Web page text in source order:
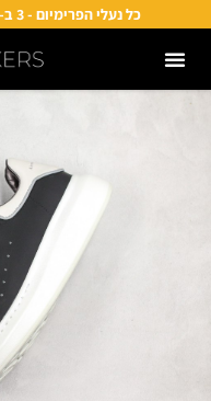
כל נעלי הפרימיום - 3 ב-2000₪ · נייק ואדידס - 3 ב-1200₪